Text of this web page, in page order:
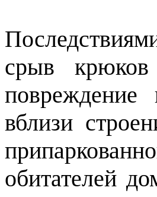
срыв крюков
повреждение
вблизи
обитателей